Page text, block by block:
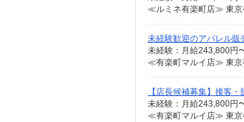
≪ルミネ有楽町店≫ 東京
未経験歓迎のアパレル販
≪有楽町マルイ店≫ 東京
【店長候補募集】接客
≪有楽町マルイ店≫ 東京